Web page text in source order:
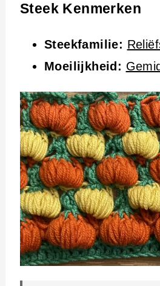
Steek Kenmerken
Steekfamilie:
Moeilijkheid: